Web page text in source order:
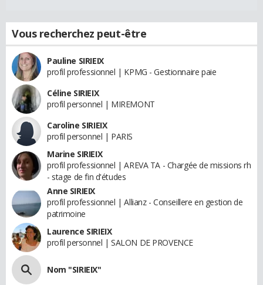
Vous recherchez peut-être
Pauline SIRIEIX
profil professionnel | KPMG - Gestionnaire paie
Céline SIRIEIX
profil personnel | MIREMONT
Caroline SIRIEIX
profil personnel | PARIS
Marine SIRIEIX
profil professionnel | AREVA TA - Chargée de missions rh
- stage de fin d'études
Anne SIRIEIX
profil professionnel | Allianz - Conseillere en gestion de
patrimoine
Laurence SIRIEIX
profil personnel | SALON DE PROVENCE
Nom "SIRIEIX"